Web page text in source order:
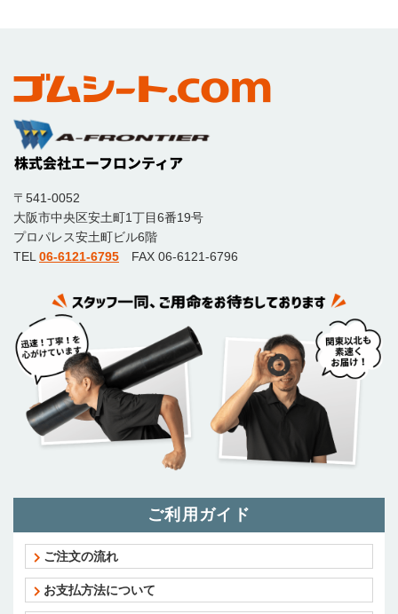
〒541-0052
大阪市中央区安土町1丁目6番19号
プロパレス安土町ビル6階
TEL 06-6121-6795 FAX 06-6121-6796
ご利用ガイド
ご注文の流れ
お支払方法について